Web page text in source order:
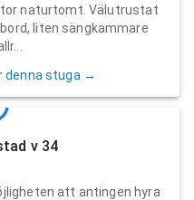
naturtomt. Välutrustat
liten sängkammare
denna stuga →
v 34
att antingen hyra